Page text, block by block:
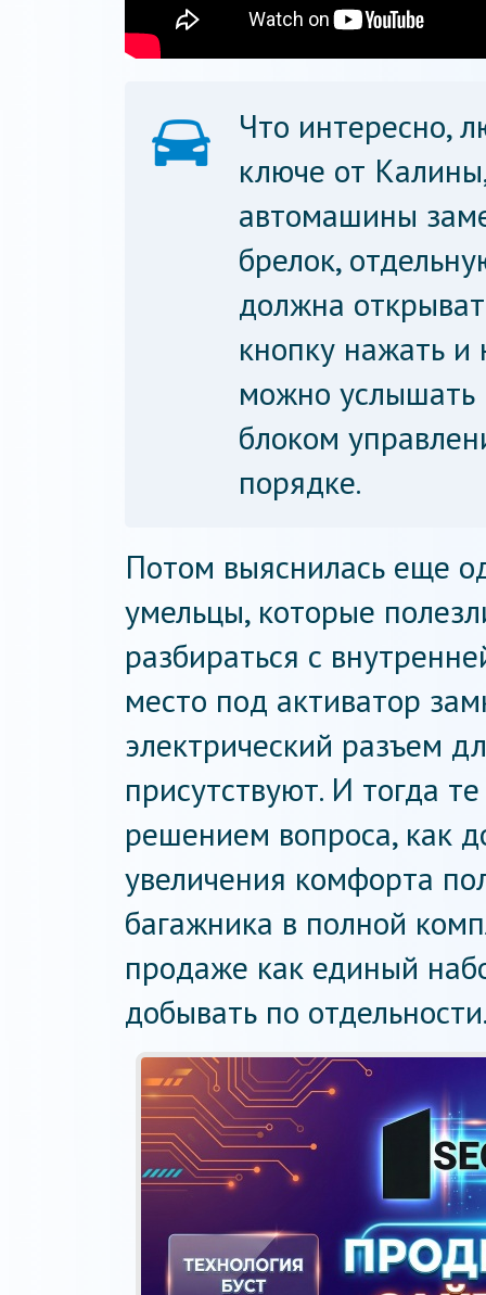
Что интересно,
ключе от
автомашины
брелок,
должна
кнопку нажать и
можно услышать
блоком
порядке.
Потом выяснилась еще
умельцы, которые
разбираться с
место под активатор
электрический разъем
присутствуют. И тогда
решением вопроса, как
увеличения комфорта
багажника в полной
продаже как единый
добывать по